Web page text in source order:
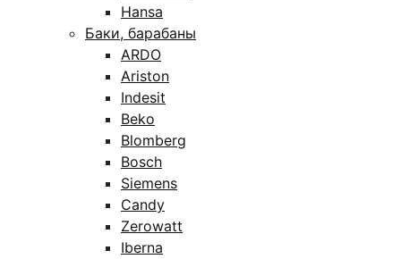
Hansa
Баки, барабаны
ARDO
Ariston
Indesit
Beko
Blomberg
Bosch
Siemens
Candy
Zerowatt
Iberna